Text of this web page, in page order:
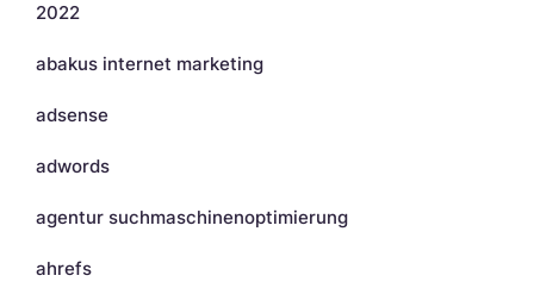
2022
abakus internet marketing
adsense
adwords
agentur suchmaschinenoptimierung
ahrefs